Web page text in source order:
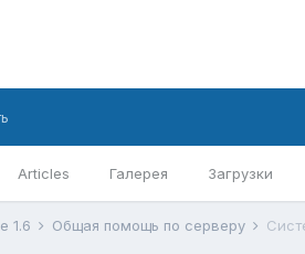
Articles Галерея Загрузки
1.6 Общая помощь по серверу